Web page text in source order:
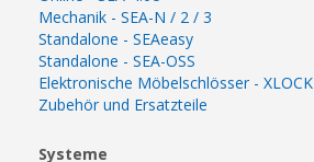
Mechanik - SEA-N / 2 / 3
Standalone - SEAeasy
Standalone - SEA-OSS
Elektronische Möbelschlösser - XLOCK
Zubehör und Ersatzteile
Systeme